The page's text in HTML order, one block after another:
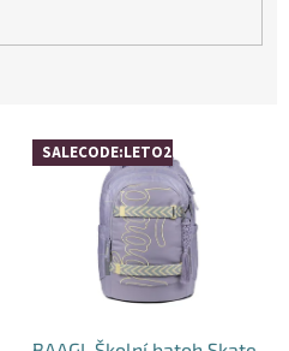
SALECODE:LETO26:4:%